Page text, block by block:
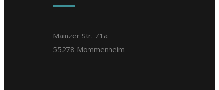
Mainzer Str. 71a
55278 Mommenheim